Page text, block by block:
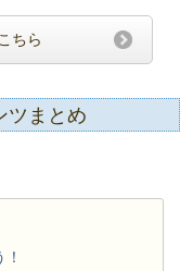
ちら
ツまとめ